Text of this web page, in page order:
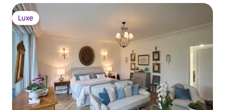
Luxe
Luxe